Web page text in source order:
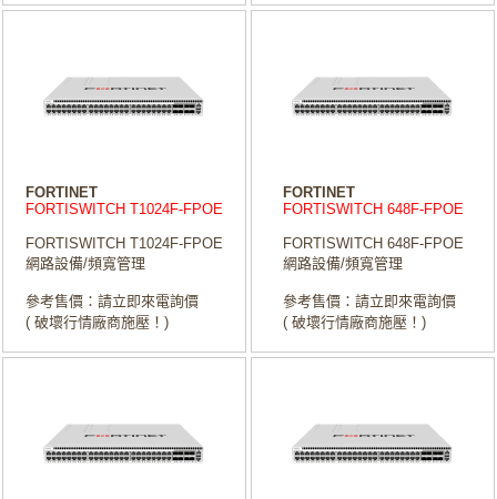
FORTINET
FORTISWITCH T1024F-FPOE
FORTISWITCH T1024F-FPOE
網路設備/頻寬管理
參考售價：請立即來電詢價
( 破壞行情廠商施壓！)
FORTINET
FORTISWITCH 648F-FPOE
FORTISWITCH 648F-FPOE
網路設備/頻寬管理
參考售價：請立即來電詢價
( 破壞行情廠商施壓！)